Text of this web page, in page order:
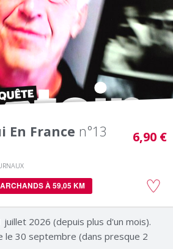
En France n°13
6,90 €
À 59,05 KM
2026 (depuis plus d'un mois).
le 30 septembre (dans presque 2